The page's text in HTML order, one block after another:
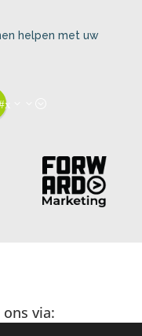
helpen met uw
via: